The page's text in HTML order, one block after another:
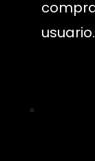
usuario.